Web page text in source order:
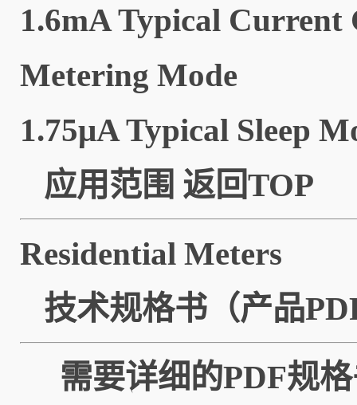
1.6mA Typical Current
Metering Mode
1.75μA Typical Sleep
应用范围 返回TOP
Residential Meters
技术规格书（产品
需要详细的PDF规格